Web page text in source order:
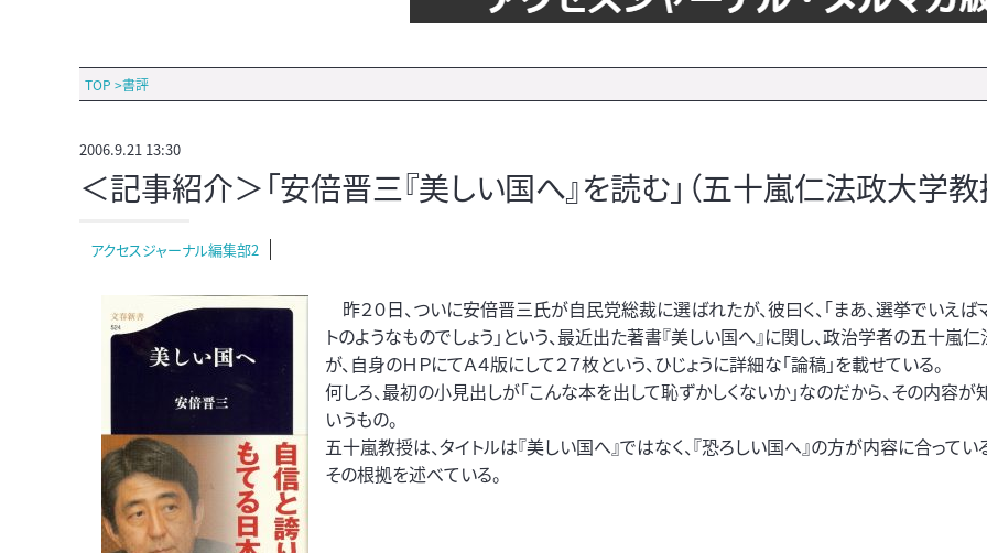
TOP >書評
2006.9.21 13:30
＜記事紹介＞「安倍晋三『美しい国へ』を読む」（五十嵐仁法政大学教
アクセスジャーナル編集部2
昨２０日、ついに安倍晋三氏が自民党総裁に選ばれたが、彼曰く、「まあ、選挙でいえば
トのようなものでしょう」という、最近出た著書『美しい国へ』に関し、政治学者の五十嵐
が、自身のＨＰにてＡ４版にして２７枚という、ひじょうに詳細な「論稿」を載せている。
何しろ、最初の小見出しが「こんな本を出して恥ずかしくないか」なのだから、その内容が
いうもの。
五十嵐教授は、タイトルは『美しい国へ』ではなく、『恐ろしい国へ』の方が内容に合ってい
その根拠を述べている。